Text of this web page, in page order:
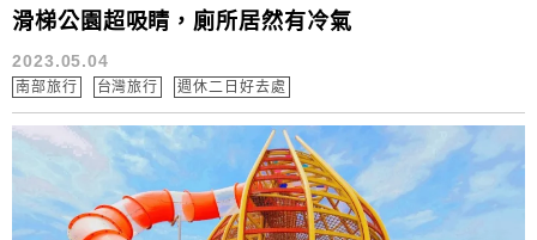
滑梯公園超吸睛，廁所居然有冷氣
2023.05.04
南部旅行 台灣旅行 週休二日好去處